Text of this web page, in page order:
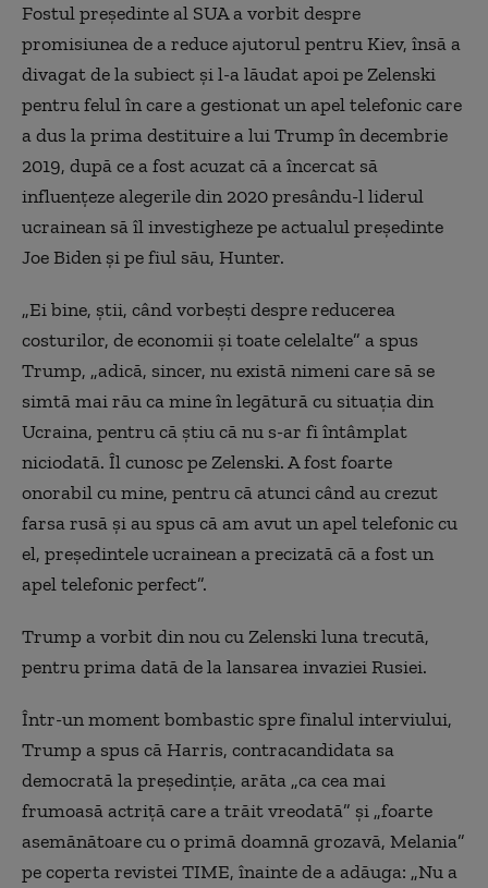
Fostul președinte al SUA a vorbit despre
promisiunea de a reduce ajutorul pentru Kiev, însă a
divagat de la subiect și l-a lăudat apoi pe Zelenski
pentru felul în care a gestionat un apel telefonic care
a dus la prima destituire a lui Trump în decembrie
2019, după ce a fost acuzat că a încercat să
influențeze alegerile din 2020 presându-l liderul
ucrainean să îl investigheze pe actualul președinte
Joe Biden și pe fiul său, Hunter.
„Ei bine, știi, când vorbești despre reducerea
costurilor, de economii și toate celelalte” a spus
Trump, „adică, sincer, nu există nimeni care să se
simtă mai rău ca mine în legătură cu situația din
Ucraina, pentru că știu că nu s-ar fi întâmplat
niciodată. Îl cunosc pe Zelenski. A fost foarte
onorabil cu mine, pentru că atunci când au crezut
farsa rusă și au spus că am avut un apel telefonic cu
el, președintele ucrainean a precizată că a fost un
apel telefonic perfect”.
Trump a vorbit din nou cu Zelenski luna trecută,
pentru prima dată de la lansarea invaziei Rusiei.
Într-un moment bombastic spre finalul interviului,
Trump a spus că Harris, contracandidata sa
democrată la președinție, arăta „ca cea mai
frumoasă actriță care a trăit vreodată” și „foarte
asemănătoare cu o primă doamnă grozavă, Melania”
pe coperta revistei TIME, înainte de a adăuga: „Nu a